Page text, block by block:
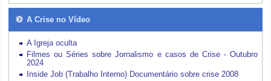
A Crise no Vídeo
A Igreja oculta
Filmes ou Séries sobre Jornalismo e casos de Crise - Outubro
2024
Inside Job (Trabalho Interno) Documentário sobre crise 2008